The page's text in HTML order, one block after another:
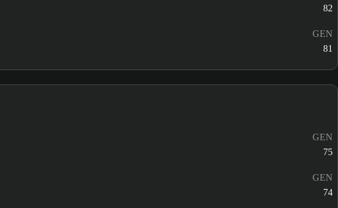
82
GEN
81
GEN
75
GEN
74